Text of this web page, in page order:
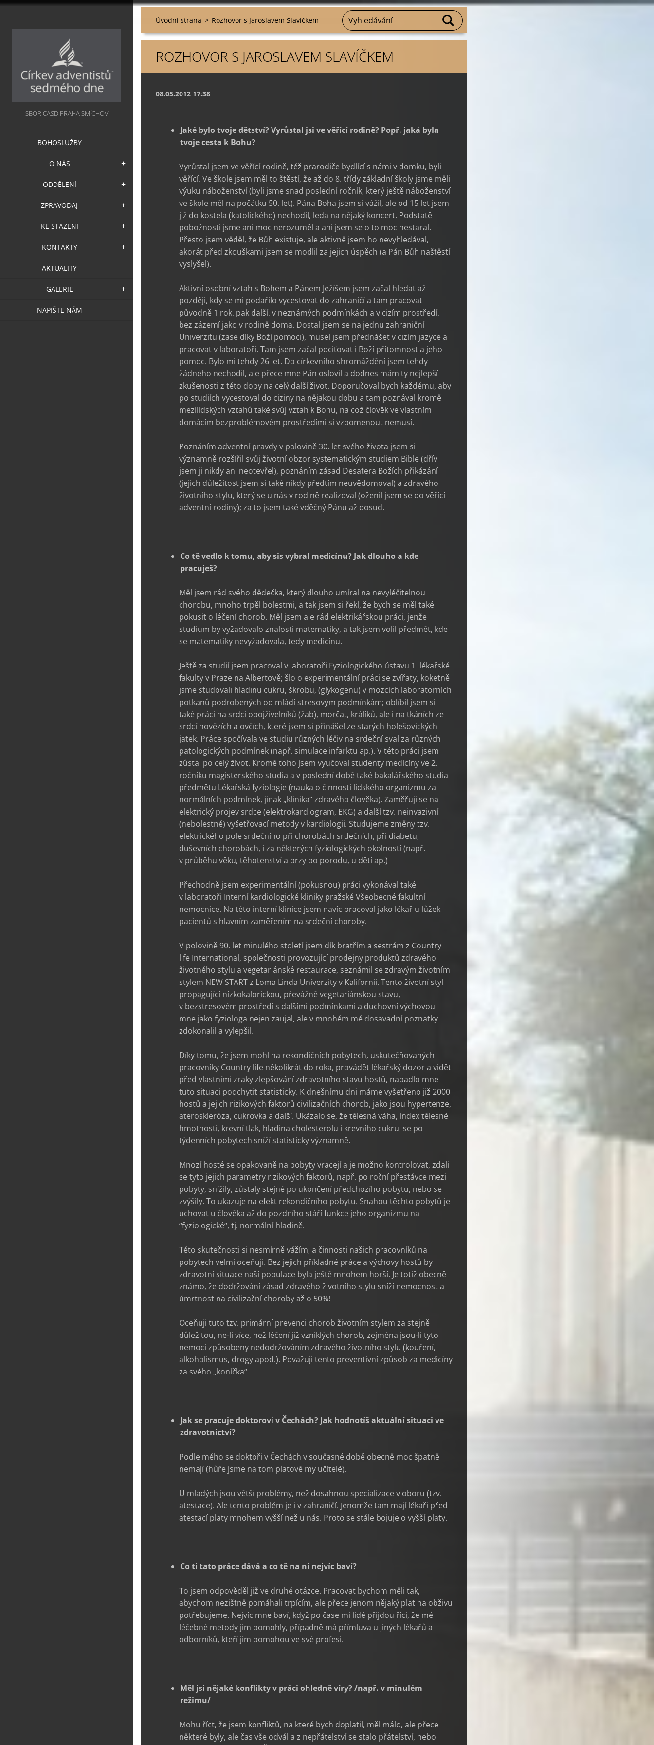
SBOR CASD PRAHA SMÍCHOV
BOHOSLUŽBY
O NÁS
ODDĚLENÍ
ZPRAVODAJ
KE STAŽENÍ
KONTAKTY
AKTUALITY
GALERIE
NAPIŠTE NÁM
Úvodní strana > Rozhovor s Jaroslavem Slavíčkem
ROZHOVOR S JAROSLAVEM SLAVÍČKEM
08.05.2012 17:38
Jaké bylo tvoje dětství? Vyrůstal jsi ve věřící rodině? Popř. jaká byla
tvoje cesta k Bohu?
Vyrůstal jsem ve věřící rodině, též prarodiče bydlící s námi v domku, byli
věřící. Ve škole jsem měl to štěstí, že až do 8. třídy základní školy jsme měli
výuku náboženství (byli jsme snad poslední ročník, který ještě náboženství
ve škole měl na počátku 50. let). Pána Boha jsem si vážil, ale od 15 let jsem
již do kostela (katolického) nechodil, leda na nějaký koncert. Podstatě
pobožnosti jsme ani moc nerozuměl a ani jsem se o to moc nestaral.
Přesto jsem věděl, že Bůh existuje, ale aktivně jsem ho nevyhledával,
akorát před zkouškami jsem se modlil za jejich úspěch (a Pán Bůh naštěstí
vyslyšel).
Aktivní osobní vztah s Bohem a Pánem Ježíšem jsem začal hledat až
později, kdy se mi podařilo vycestovat do zahraničí a tam pracovat
původně 1 rok, pak další, v neznámých podmínkách a v cizím prostředí,
bez zázemí jako v rodině doma. Dostal jsem se na jednu zahraniční
Univerzitu (zase díky Boží pomoci), musel jsem přednášet v cizím jazyce a
pracovat v laboratoři. Tam jsem začal pociťovat i Boží přítomnost a jeho
pomoc. Bylo mi tehdy 26 let. Do církevního shromáždění jsem tehdy
žádného nechodil, ale přece mne Pán oslovil a dodnes mám ty nejlepší
zkušenosti z této doby na celý další život. Doporučoval bych každému, aby
po studiích vycestoval do ciziny na nějakou dobu a tam poznával kromě
mezilidských vztahů také svůj vztah k Bohu, na což člověk ve vlastním
domácím bezproblémovém prostředími si vzpomenout nemusí.
Poznáním adventní pravdy v polovině 30. let svého života jsem si
významně rozšířil svůj životní obzor systematickým studiem Bible (dřív
jsem ji nikdy ani neotevřel), poznáním zásad Desatera Božích přikázání
(jejich důležitost jsem si také nikdy předtím neuvědomoval) a zdravého
životního stylu, který se u nás v rodině realizoval (oženil jsem se do věřící
adventní rodiny); za to jsem také vděčný Pánu až dosud.
Co tě vedlo k tomu, aby sis vybral medicínu? Jak dlouho a kde
pracuješ?
Měl jsem rád svého dědečka, který dlouho umíral na nevyléčitelnou
chorobu, mnoho trpěl bolestmi, a tak jsem si řekl, že bych se měl také
pokusit o léčení chorob. Měl jsem ale rád elektrikářskou práci, jenže
studium by vyžadovalo znalosti matematiky, a tak jsem volil předmět, kde
se matematiky nevyžadovala, tedy medicínu.
Ještě za studií jsem pracoval v laboratoři Fyziologického ústavu 1. lékařské
fakulty v Praze na Albertově; šlo o experimentální práci se zvířaty, koketně
jsme studovali hladinu cukru, škrobu, (glykogenu) v mozcích laboratorních
potkanů podrobených od mládí stresovým podmínkám; oblíbil jsem si
také práci na srdci obojživelníků (žab), morčat, králíků, ale i na tkáních ze
srdcí hovězích a ovčích, které jsem si přinášel ze starých holešovických
jatek. Práce spočívala ve studiu různých léčiv na srdeční sval za různých
patologických podmínek (např. simulace infarktu ap.). V této práci jsem
zůstal po celý život. Kromě toho jsem vyučoval studenty medicíny ve 2.
ročníku magisterského studia a v poslední době také bakalářského studia
předmětu Lékařská fyziologie (nauka o činnosti lidského organizmu za
normálních podmínek, jinak „klinika“ zdravého člověka). Zaměřuji se na
elektrický projev srdce (elektrokardiogram, EKG) a další tzv. neinvazivní
(nebolestné) vyšetřovací metody v kardiologii. Studujeme změny tzv.
elektrického pole srdečního při chorobách srdečních, při diabetu,
duševních chorobách, i za některých fyziologických okolností (např.
v průběhu věku, těhotenství a brzy po porodu, u dětí ap.)
Přechodně jsem experimentální (pokusnou) práci vykonával také
v laboratoři Interní kardiologické kliniky pražské Všeobecné fakultní
nemocnice. Na této interní klinice jsem navíc pracoval jako lékař u lůžek
pacientů s hlavním zaměřením na srdeční choroby.
V polovině 90. let minulého století jsem dík bratřím a sestrám z Country
life International, společnosti provozující prodejny produktů zdravého
životného stylu a vegetariánské restaurace, seznámil se zdravým životním
stylem NEW START z Loma Linda Univerzity v Kalifornii. Tento životní styl
propagující nízkokalorickou, převážně vegetariánskou stavu,
v bezstresovém prostředí s dalšími podmínkami a duchovní výchovou
mne jako fyziologa nejen zaujal, ale v mnohém mé dosavadní poznatky
zdokonalil a vylepšil.
Díky tomu, že jsem mohl na rekondičních pobytech, uskutečňovaných
pracovníky Country life několikrát do roka, provádět lékařský dozor a vidět
před vlastními zraky zlepšování zdravotního stavu hostů, napadlo mne
tuto situaci podchytit statisticky. K dnešnímu dni máme vyšetřeno již 2000
hostů a jejich rizikových faktorů civilizačních chorob, jako jsou hypertenze,
ateroskleróza, cukrovka a další. Ukázalo se, že tělesná váha, index tělesné
hmotnosti, krevní tlak, hladina cholesterolu i krevního cukru, se po
týdenních pobytech sníží statisticky významně.
Mnozí hosté se opakovaně na pobyty vracejí a je možno kontrolovat, zdali
se tyto jejich parametry rizikových faktorů, např. po roční přestávce mezi
pobyty, snížily, zůstaly stejné po ukončení předchozího pobytu, nebo se
zvýšily. To ukazuje na efekt rekondičního pobytu. Snahou těchto pobytů je
uchovat u člověka až do pozdního stáří funkce jeho organizmu na
“fyziologické“, tj. normální hladině.
Této skutečnosti si nesmírně vážím, a činnosti našich pracovníků na
pobytech velmi oceňuji. Bez jejich příkladné práce a výchovy hostů by
zdravotní situace naší populace byla ještě mnohem horší. Je totiž obecně
známo, že dodržování zásad zdravého životního stylu sníží nemocnost a
úmrtnost na civilizační choroby až o 50%!
Oceňuji tuto tzv. primární prevenci chorob životním stylem za stejně
důležitou, ne-li více, než léčení již vzniklých chorob, zejména jsou-li tyto
nemoci způsobeny nedodržováním zdravého životního stylu (kouření,
alkoholismus, drogy apod.). Považuji tento preventivní způsob za medicíny
za svého „koníčka“.
Jak se pracuje doktorovi v Čechách? Jak hodnotíš aktuální situaci ve
zdravotnictví?
Podle mého se doktoři v Čechách v současné době obecně moc špatně
nemají (hůře jsme na tom platově my učitelé).
U mladých jsou větší problémy, než dosáhnou specializace v oboru (tzv.
atestace). Ale tento problém je i v zahraničí. Jenomže tam mají lékaři před
atestací platy mnohem vyšší než u nás. Proto se stále bojuje o vyšší platy.
Co ti tato práce dává a co tě na ní nejvíc baví?
To jsem odpověděl již ve druhé otázce. Pracovat bychom měli tak,
abychom nezištně pomáhali trpícím, ale přece jenom nějaký plat na obživu
potřebujeme. Nejvíc mne baví, když po čase mi lidé přijdou říci, že mé
léčebné metody jim pomohly, případně má přímluva u jiných lékařů a
odborníků, kteří jim pomohou ve své profesi.
Měl jsi nějaké konflikty v práci ohledně víry? /např. v minulém
režimu/
Mohu říct, že jsem konfliktů, na které bych doplatil, měl málo, ale přece
některé byly, ale čas vše odvál a z nepřátelství se stalo přátelství, nebo